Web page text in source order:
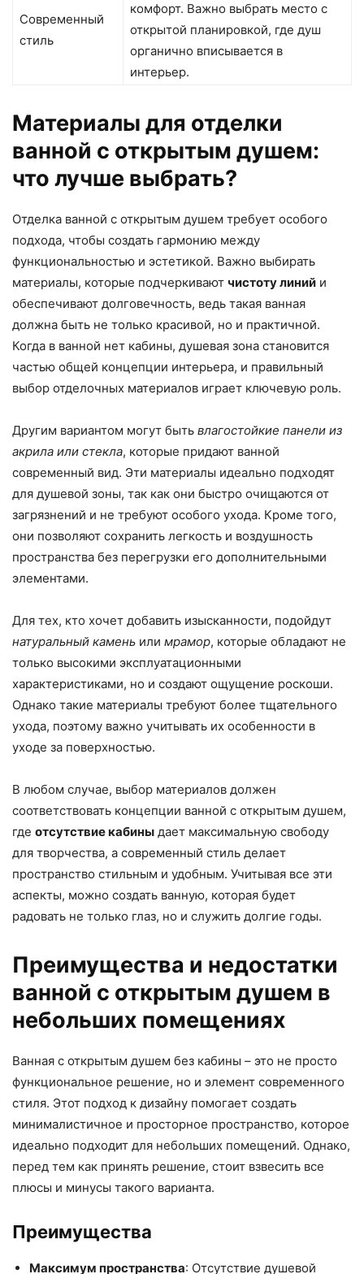
Современный
стиль
комфорт. Важно выбрать место с
открытой планировкой, где душ
органично вписывается в
интерьер.
Материалы для отделки
ванной с открытым душем:
что лучше выбрать?
Отделка ванной с открытым душем требует особого
подхода, чтобы создать гармонию между
функциональностью и эстетикой. Важно выбирать
материалы, которые подчеркивают чистоту линий и
обеспечивают долговечность, ведь такая ванная
должна быть не только красивой, но и практичной.
Когда в ванной нет кабины, душевая зона становится
частью общей концепции интерьера, и правильный
выбор отделочных материалов играет ключевую роль.
Другим вариантом могут быть влагостойкие панели из
акрила или стекла, которые придают ванной
современный вид. Эти материалы идеально подходят
для душевой зоны, так как они быстро очищаются от
загрязнений и не требуют особого ухода. Кроме того,
они позволяют сохранить легкость и воздушность
пространства без перегрузки его дополнительными
элементами.
Для тех, кто хочет добавить изысканности, подойдут
натуральный камень или мрамор, которые обладают не
только высокими эксплуатационными
характеристиками, но и создают ощущение роскоши.
Однако такие материалы требуют более тщательного
ухода, поэтому важно учитывать их особенности в
уходе за поверхностью.
В любом случае, выбор материалов должен
соответствовать концепции ванной с открытым душем,
где отсутствие кабины дает максимальную свободу
для творчества, а современный стиль делает
пространство стильным и удобным. Учитывая все эти
аспекты, можно создать ванную, которая будет
радовать не только глаз, но и служить долгие годы.
Преимущества и недостатки
ванной с открытым душем в
небольших помещениях
Ванная с открытым душем без кабины – это не просто
функциональное решение, но и элемент современного
стиля. Этот подход к дизайну помогает создать
минималистичное и просторное пространство, которое
идеально подходит для небольших помещений. Однако,
перед тем как принять решение, стоит взвесить все
плюсы и минусы такого варианта.
Преимущества
Максимум пространства: Отсутствие душевой